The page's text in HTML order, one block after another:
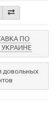
ПО
УКРАИНЕ
довольных